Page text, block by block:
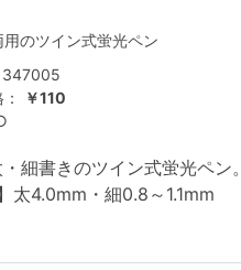
用のツイン式蛍光ペン
347005
￥110
細書きのツイン式蛍光ペン。
太4.0mm・細0.8～1.1mm